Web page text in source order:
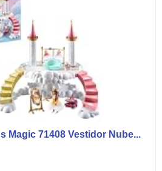
Magic 71408 Vestidor Nube...